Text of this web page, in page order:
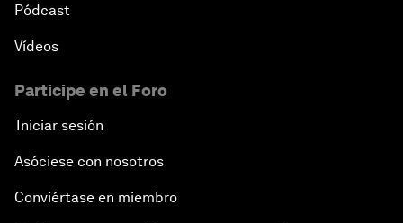
Pódcast
Vídeos
Participe en el Foro
Iniciar sesión
Asóciese con nosotros
Conviértase en miembro